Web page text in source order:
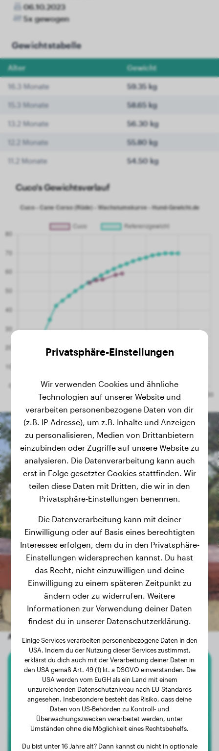
06.10.2023
5x gewogen
Gewichtstabelle
Alter Gewicht
16.3 Monate 59.35 kg
15.3 Monate 58.65 kg
13.2 Monate 56.30 kg
12.2 Monate 55.80 kg
11.2 Monate 54.50 kg
Cuco's Gewichtsverlauf
Andere zufällige Hunde
Deutscher Schäferhund
Banzai
1
Privatsphäre-Einstellungen
Wir verwenden Cookies und ähnliche
Technologien auf unserer Website und
verarbeiten personenbezogene Daten von dir
(z.B. IP-Adresse), um z.B. Inhalte und Anzeigen
zu personalisieren, Medien von Drittanbietern
einzubinden oder Zugriffe auf unsere Website zu
analysieren. Die Datenverarbeitung kann auch
erst in Folge gesetzter Cookies stattfinden. Wir
teilen diese Daten mit Dritten, die wir in den
Privatsphäre-Einstellungen benennen.
Die Datenverarbeitung kann mit deiner
Einwilligung oder auf Basis eines berechtigten
Interesses erfolgen, dem du in den Privatsphäre-
Einstellungen widersprechen kannst. Du hast
das Recht, nicht einzuwilligen und deine
Einwilligung zu einem späteren Zeitpunkt zu
ändern oder zu widerrufen. Weitere
Informationen zur Verwendung deiner Daten
findest du in unserer Datenschutzerklärung.
Einige Services verarbeiten personenbezogene Daten in den
USA. Indem du der Nutzung dieser Services zustimmst,
erklärst du dich auch mit der Verarbeitung deiner Daten in
den USA gemäß Art. 49 (1) lit. a DSGVO einverstanden. Die
USA werden vom EuGH als ein Land mit einem
unzureichenden Datenschutzniveau nach EU-Standards
angesehen. Insbesondere besteht das Risiko, dass deine
Daten von US-Behörden zu Kontroll- und
Überwachungszwecken verarbeitet werden, unter
Umständen ohne die Möglichkeit eines Rechtsbehelfs.
Du bist unter 16 Jahre alt? Dann kannst du nicht in optionale